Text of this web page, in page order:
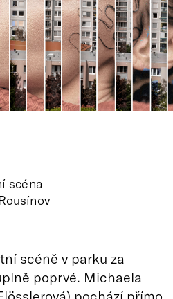
scéna
scéně v parku za
poprvé. Michaela
pochází přímo